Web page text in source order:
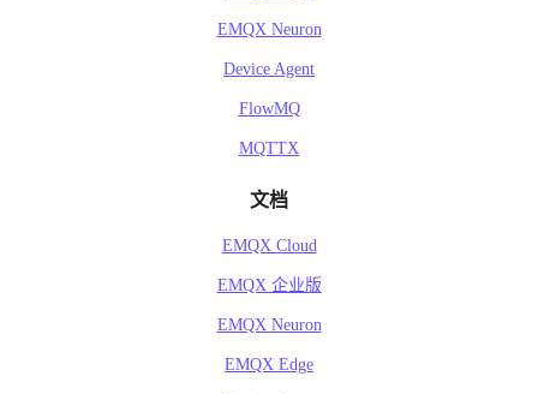
EMQX Neuron
Device Agent
FlowMQ
MQTTX
文档
EMQX Cloud
EMQX 企业版
EMQX Neuron
EMQX Edge